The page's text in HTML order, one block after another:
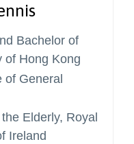
Bachelor of
of Hong Kong
of General
Elderly, Royal
Ireland